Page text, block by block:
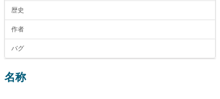
歴史
作者
バグ
名称